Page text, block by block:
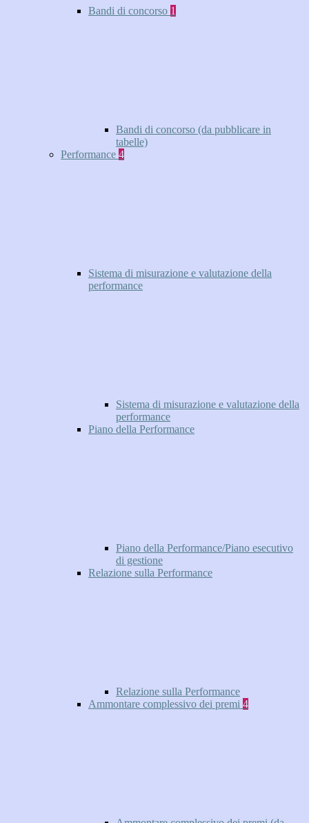
Bandi di concorso 1
Bandi di concorso (da pubblicare in
tabelle)
Performance 4
Sistema di misurazione e valutazione della
performance
Sistema di misurazione e valutazione della
performance
Piano della Performance
Piano della Performance/Piano esecutivo
di gestione
Relazione sulla Performance
Relazione sulla Performance
Ammontare complessivo dei premi 4